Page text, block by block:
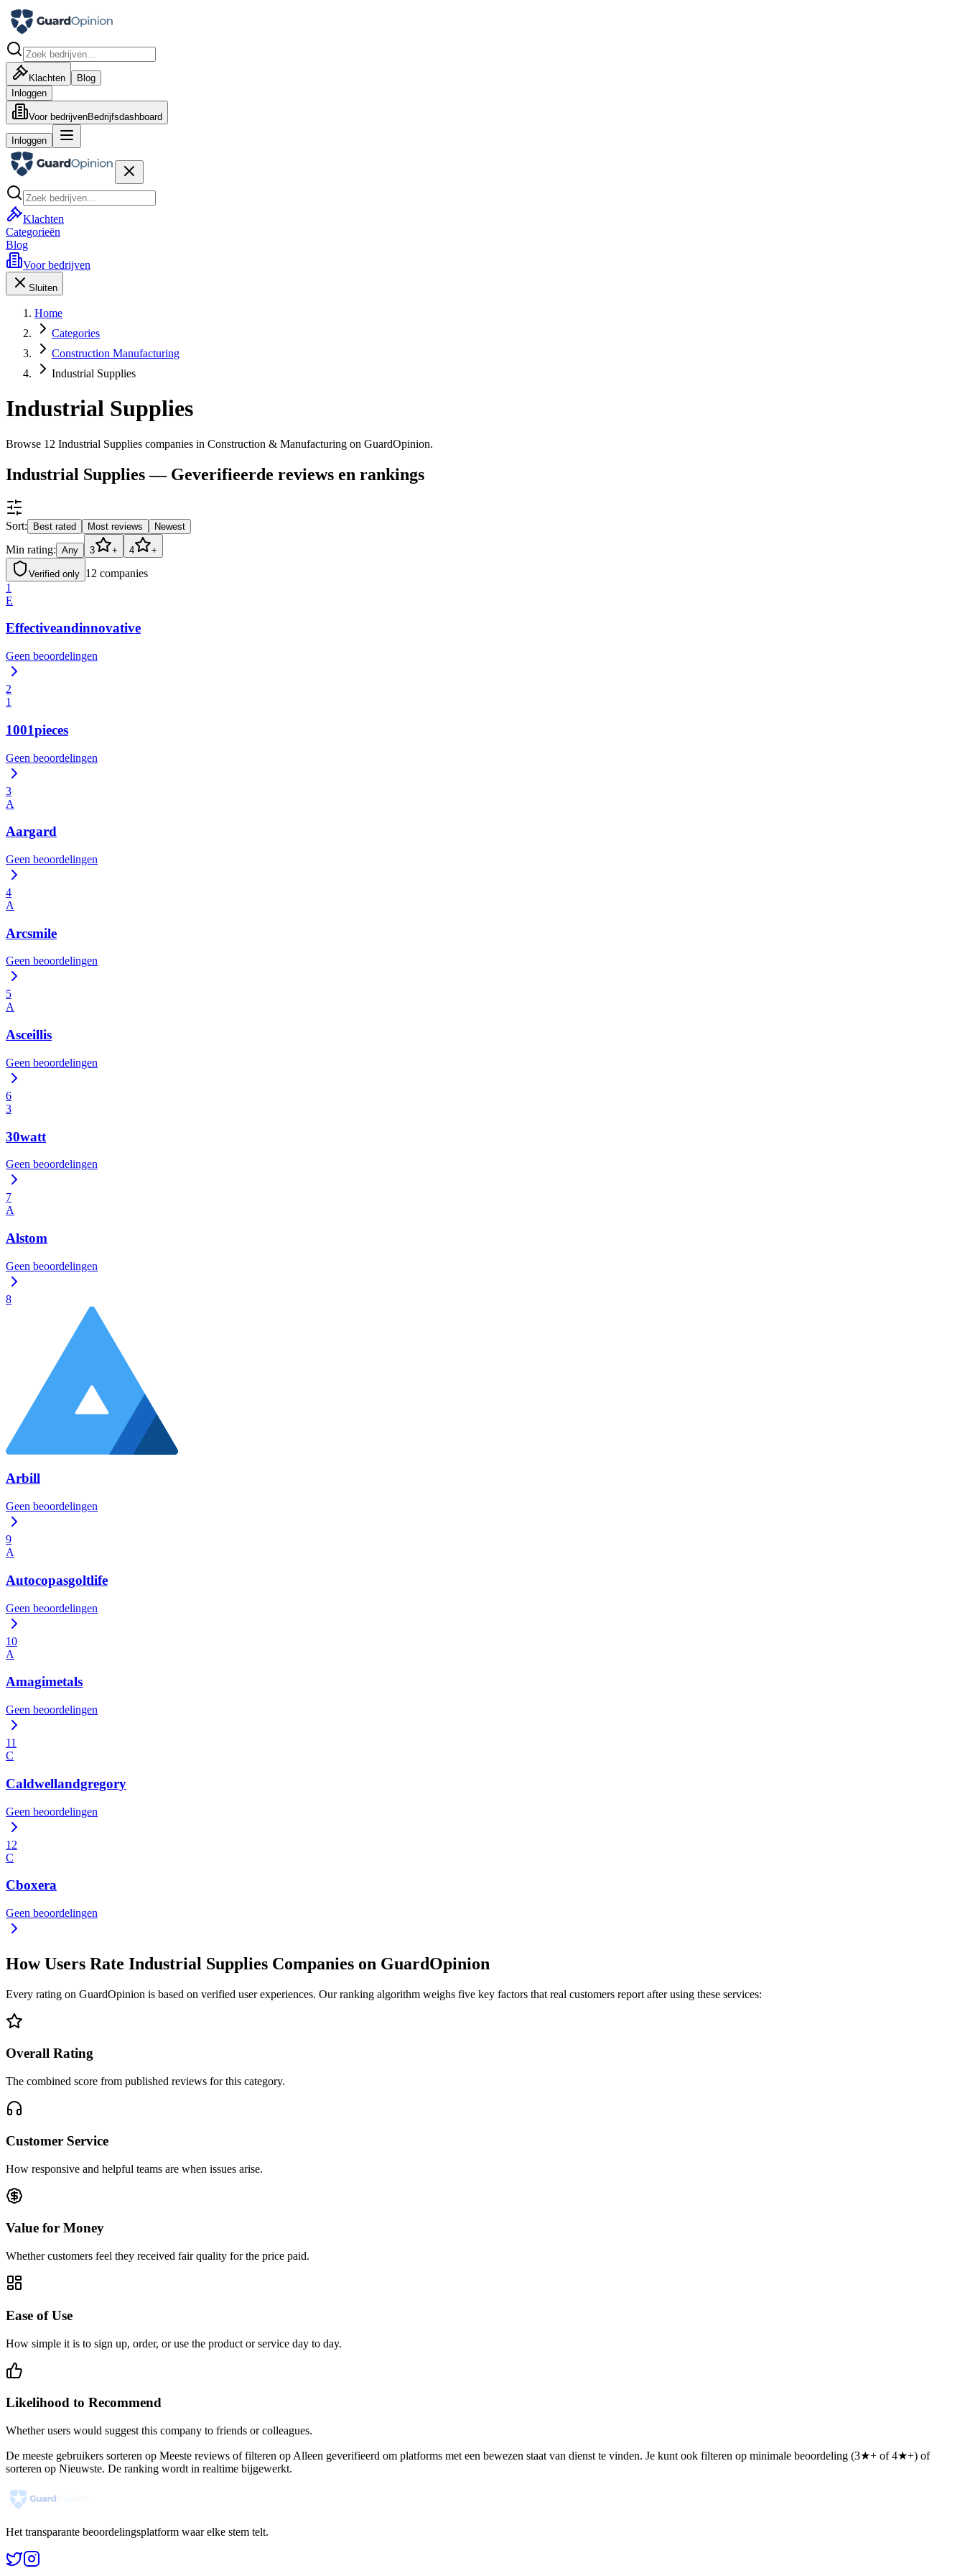
Klachten
Blog
Inloggen
Voor bedrijvenBedrijfsdashboard
Inloggen
Klachten
Categorieën
Blog
Voor bedrijven
Sluiten
Home
Categories
Construction Manufacturing
Industrial Supplies
Industrial Supplies
Browse 12 Industrial Supplies companies in Construction & Manufacturing on GuardOpinion.
Industrial Supplies — Geverifieerde reviews en rankings
Sort: Best rated Most reviews Newest
Min rating: Any 3 + 4 +
Verified only 12 companies
1
E
Effectiveandinnovative
Geen beoordelingen
2
1
1001pieces
Geen beoordelingen
3
A
Aargard
Geen beoordelingen
4
A
Arcsmile
Geen beoordelingen
5
A
Asceillis
Geen beoordelingen
6
3
30watt
Geen beoordelingen
7
A
Alstom
Geen beoordelingen
8
Arbill
Geen beoordelingen
9
A
Autocopasgoltlife
Geen beoordelingen
10
A
Amagimetals
Geen beoordelingen
11
C
Caldwellandgregory
Geen beoordelingen
12
C
Cboxera
Geen beoordelingen
How Users Rate Industrial Supplies Companies on GuardOpinion
Every rating on GuardOpinion is based on verified user experiences. Our ranking algorithm weighs five key factors that real customers report after using these services:
Overall Rating
The combined score from published reviews for this category.
Customer Service
How responsive and helpful teams are when issues arise.
Value for Money
Whether customers feel they received fair quality for the price paid.
Ease of Use
How simple it is to sign up, order, or use the product or service day to day.
Likelihood to Recommend
Whether users would suggest this company to friends or colleagues.
De meeste gebruikers sorteren op Meeste reviews of filteren op Alleen geverifieerd om platforms met een bewezen staat van dienst te vinden. Je kunt ook filteren op minimale beoordeling (3★+ of 4★+) of
sorteren op Nieuwste. De ranking wordt in realtime bijgewerkt.
Het transparante beoordelingsplatform waar elke stem telt.